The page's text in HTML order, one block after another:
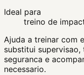
Ideal para
treino de
Ajuda a treinar com
substitui
seguranca e
necessario.